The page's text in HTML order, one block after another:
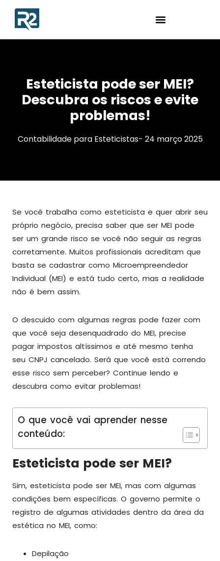
Esteticista pode ser MEI?
Descubra os riscos e evite
problemas!
Contabilidade para Esteticistas- 24 março 2025
Se você trabalha como esteticista e quer abrir seu
próprio negócio, precisa saber que ser MEI pode
ser um grande risco se você não seguir as regras
corretamente. Muitos profissionais acreditam que
basta se cadastrar como Microempreendedor
Individual (MEI) e está tudo certo, mas a realidade
não é bem assim.
O descuido com algumas regras pode fazer com
que você seja desenquadrado do MEI, precise
pagar impostos altíssimos e até mesmo tenha
seu CNPJ cancelado. Será que você está correndo
esse risco sem perceber? Continue lendo e
descubra como evitar problemas!
O que você vai aprender nesse
conteúdo:
Esteticista pode ser MEI?
Sim, esteticista pode ser MEI, mas com algumas
condições bem específicas. O governo permite o
registro de algumas atividades dentro da área da
estética no MEI, como:
Depilação